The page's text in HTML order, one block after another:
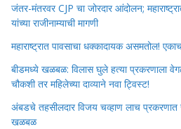
जंतर-मंतरवर CJP चा जोरदार आंदोलन;
यांच्या राजीनाम्याची मागणी
महाराष्ट्रात पावसाचा धक्कादायक असमतोल!
बीडमध्ये खळबळ: विलास घुले हत्या प्रकरणाला
चौकशी तर महिलेच्या दाव्याने नवा ट्विस्ट!
अंबडचे तहसीलदार विजय चव्हाण लाच प्रकरणात
खळबळ